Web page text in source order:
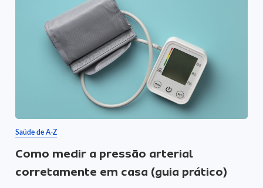
Saúde de A-Z
Como medir a pressão arterial
corretamente em casa (guia prático)